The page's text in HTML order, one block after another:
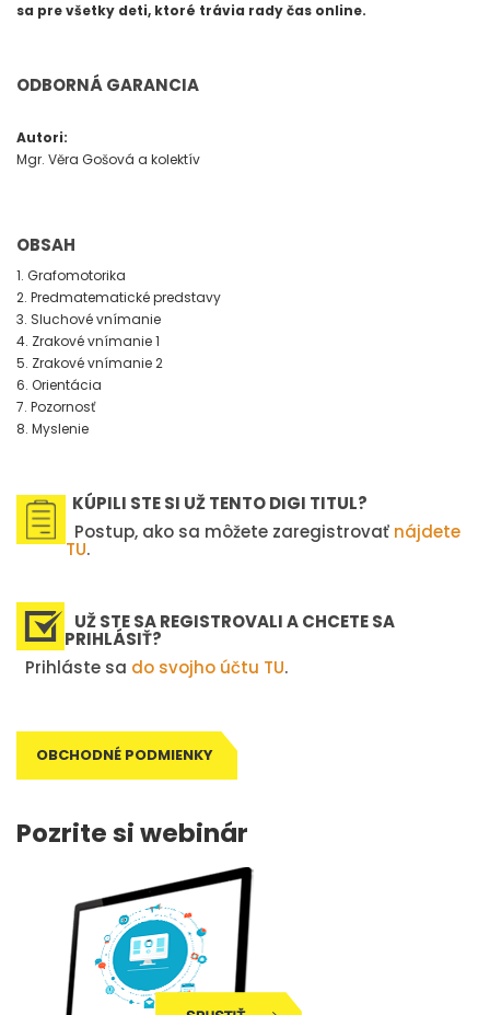
sa pre všetky deti, ktoré trávia rady čas online.
ODBORNÁ GARANCIA
Autori:
Mgr. Věra Gošová a kolektív
OBSAH
1. Grafomotorika
2. Predmatematické predstavy
3. Sluchové vnímanie
4. Zrakové vnímanie 1
5. Zrakové vnímanie 2
6. Orientácia
7. Pozornosť
8. Myslenie
KÚPILI STE SI UŽ TENTO DIGI TITUL?
Postup, ako sa môžete zaregistrovať nájdete
TU.
UŽ STE SA REGISTROVALI A CHCETE SA
PRIHLÁSIŤ?
Prihláste sa do svojho účtu TU.
OBCHODNÉ PODMIENKY
Pozrite si webinár